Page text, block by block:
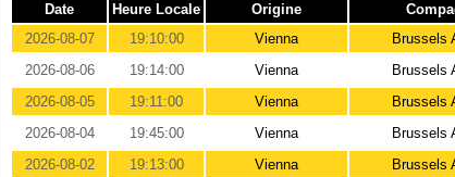
Date Heure Locale Origine
2026-08-07
19:10:00 Vienna Brussels
2026-08-06
19:14:00 Vienna Brussels
2026-08-05
19:11:00 Vienna Brussels
2026-08-04
19:45:00 Vienna Brussels
2026-08-02
19:13:00 Vienna Brussels